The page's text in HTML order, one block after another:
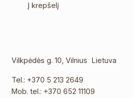
Į krepšelį
Vilkpėdės g. 10, Vilnius Lietuva
Tel.: +370 5 213 2649
Mob. tel.: +370 652 11109